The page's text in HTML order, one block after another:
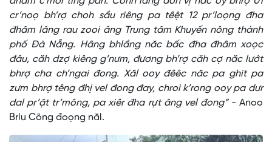
cr’noọ bh’rợ choh sầu riêng pa têệt 12 pr’loọng đha
đhâm lâng rau zooi âng Trung tâm Khuyến nông thành
phố Đà Nẵng. Hâng bhlầng năc bấc đha đhâm xoọc
đâu, căh dzợ kiêng g’nưm, đương bh’rợ căh cợ năc lướt
bhrợ cha ch’ngai đong. Xăl ooy đêêc năc pa ghit pa
zưm bhrợ têng đhị vel đong đay, chroi k’rong ooy pa dưr
dal pr’ặt tr’mông, pa xiêr đha rựt âng vel đong”- Anoo
Bríu Công đoọng năl.